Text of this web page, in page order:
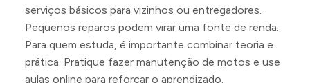
serviços básicos para vizinhos ou entregadores.
Pequenos reparos podem virar uma fonte de renda.
Para quem estuda, é importante combinar teoria e
prática. Pratique fazer manutenção de motos e use
aulas online para reforçar o aprendizado.